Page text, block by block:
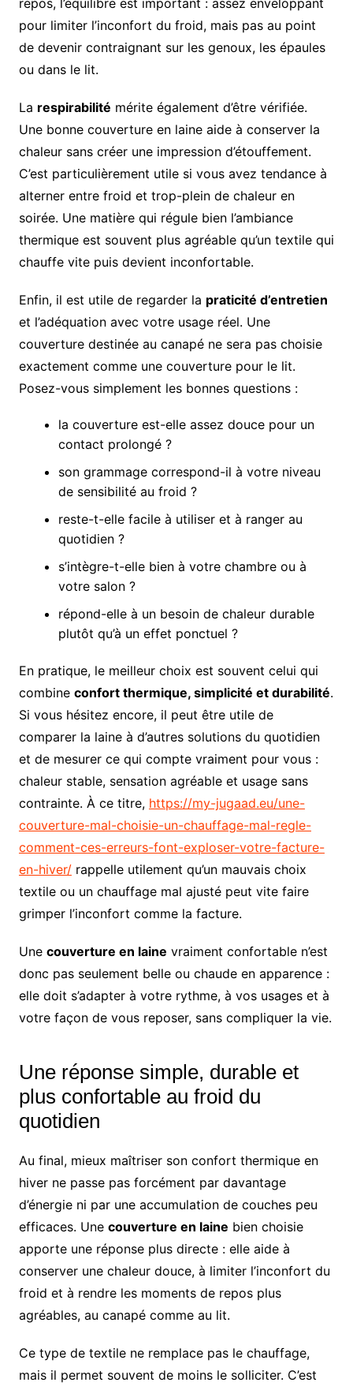
repos, l’équilibre est important : assez enveloppant
pour limiter l’inconfort du froid, mais pas au point
de devenir contraignant sur les genoux, les épaules
ou dans le lit.
La respirabilité mérite également d’être vérifiée.
Une bonne couverture en laine aide à conserver la
chaleur sans créer une impression d’étouffement.
C’est particulièrement utile si vous avez tendance à
alterner entre froid et trop-plein de chaleur en
soirée. Une matière qui régule bien l’ambiance
thermique est souvent plus agréable qu’un textile qui
chauffe vite puis devient inconfortable.
Enfin, il est utile de regarder la praticité d’entretien
et l’adéquation avec votre usage réel. Une
couverture destinée au canapé ne sera pas choisie
exactement comme une couverture pour le lit.
Posez-vous simplement les bonnes questions :
la couverture est-elle assez douce pour un
contact prolongé ?
son grammage correspond-il à votre niveau
de sensibilité au froid ?
reste-t-elle facile à utiliser et à ranger au
quotidien ?
s’intègre-t-elle bien à votre chambre ou à
votre salon ?
répond-elle à un besoin de chaleur durable
plutôt qu’à un effet ponctuel ?
En pratique, le meilleur choix est souvent celui qui
combine confort thermique, simplicité et durabilité.
Si vous hésitez encore, il peut être utile de
comparer la laine à d’autres solutions du quotidien
et de mesurer ce qui compte vraiment pour vous :
chaleur stable, sensation agréable et usage sans
contrainte. À ce titre, https://my-jugaad.eu/une-
couverture-mal-choisie-un-chauffage-mal-regle-
comment-ces-erreurs-font-exploser-votre-facture-
en-hiver/rappelle utilement qu’un mauvais choix
textile ou un chauffage mal ajusté peut vite faire
grimper l’inconfort comme la facture.
Une couverture en laine vraiment confortable n’est
donc pas seulement belle ou chaude en apparence :
elle doit s’adapter à votre rythme, à vos usages et à
votre façon de vous reposer, sans compliquer la vie.
Une réponse simple, durable et
plus confortable au froid du
quotidien
Au final, mieux maîtriser son confort thermique en
hiver ne passe pas forcément par davantage
d’énergie ni par une accumulation de couches peu
efficaces. Une couverture en laine bien choisie
apporte une réponse plus directe : elle aide à
conserver une chaleur douce, à limiter l’inconfort du
froid et à rendre les moments de repos plus
agréables, au canapé comme au lit.
Ce type de textile ne remplace pas le chauffage,
mais il permet souvent de moins le solliciter. C’est